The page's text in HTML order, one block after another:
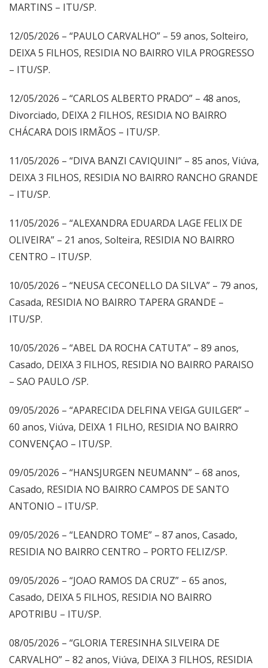
MARTINS – ITU/SP.
12/05/2026 – “PAULO CARVALHO” – 59 anos, Solteiro,
DEIXA 5 FILHOS, RESIDIA NO BAIRRO VILA PROGRESSO
– ITU/SP.
12/05/2026 – “CARLOS ALBERTO PRADO” – 48 anos,
Divorciado, DEIXA 2 FILHOS, RESIDIA NO BAIRRO
CHÁCARA DOIS IRMÃOS – ITU/SP.
11/05/2026 – “DIVA BANZI CAVIQUINI” – 85 anos, Viúva,
DEIXA 3 FILHOS, RESIDIA NO BAIRRO RANCHO GRANDE
– ITU/SP.
11/05/2026 – “ALEXANDRA EDUARDA LAGE FELIX DE
OLIVEIRA” – 21 anos, Solteira, RESIDIA NO BAIRRO
CENTRO – ITU/SP.
10/05/2026 – “NEUSA CECONELLO DA SILVA” – 79 anos,
Casada, RESIDIA NO BAIRRO TAPERA GRANDE –
ITU/SP.
10/05/2026 – “ABEL DA ROCHA CATUTA” – 89 anos,
Casado, DEIXA 3 FILHOS, RESIDIA NO BAIRRO PARAISO
– SAO PAULO /SP.
09/05/2026 – “APARECIDA DELFINA VEIGA GUILGER” –
60 anos, Viúva, DEIXA 1 FILHO, RESIDIA NO BAIRRO
CONVENÇAO – ITU/SP.
09/05/2026 – “HANSJURGEN NEUMANN” – 68 anos,
Casado, RESIDIA NO BAIRRO CAMPOS DE SANTO
ANTONIO – ITU/SP.
09/05/2026 – “LEANDRO TOME” – 87 anos, Casado,
RESIDIA NO BAIRRO CENTRO – PORTO FELIZ/SP.
09/05/2026 – “JOAO RAMOS DA CRUZ” – 65 anos,
Casado, DEIXA 5 FILHOS, RESIDIA NO BAIRRO
APOTRIBU – ITU/SP.
08/05/2026 – “GLORIA TERESINHA SILVEIRA DE
CARVALHO” – 82 anos, Viúva, DEIXA 3 FILHOS, RESIDIA